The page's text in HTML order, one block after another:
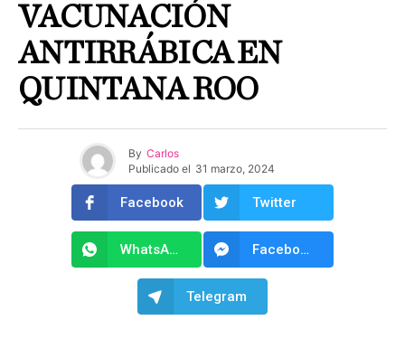
VACUNACIÓN
ANTIRRÁBICA EN
QUINTANA ROO
By Carlos
Publicado el 31 marzo, 2024
Facebook Twitter
WhatsApp Facebook Messenger
Telegram